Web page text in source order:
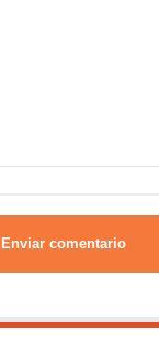
Enviar comentario